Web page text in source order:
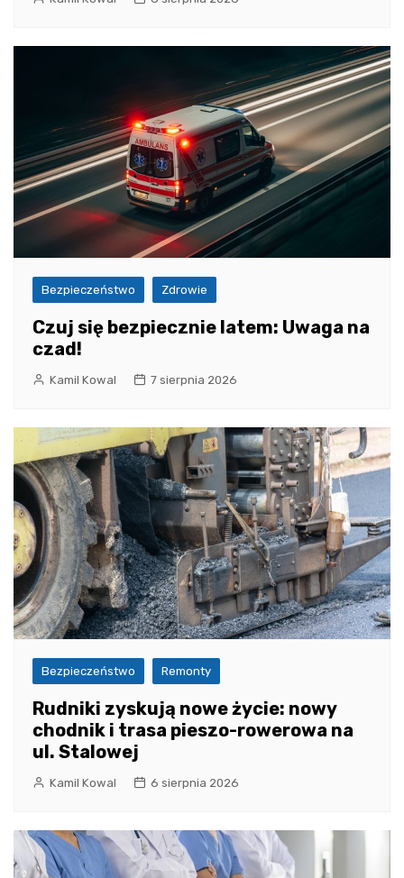
Bezpieczeństwo Zdrowie
Czuj się bezpiecznie latem: Uwaga na
czad!
Kamil Kowal 7 sierpnia 2026
Bezpieczeństwo Remonty
Rudniki zyskują nowe życie: nowy
chodnik i trasa pieszo-rowerowa na
ul. Stalowej
Kamil Kowal 6 sierpnia 2026